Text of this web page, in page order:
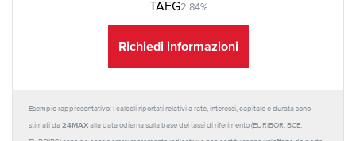
TAEG2,84%
Richiedi informazioni
Esempio rappresentativo: I calcoli riportati relativi a rate, interessi, capitale e durata sono
stimati da 24MAX alla data odierna sulla base dei tassi di riferimento (EURIBOR, BCE,